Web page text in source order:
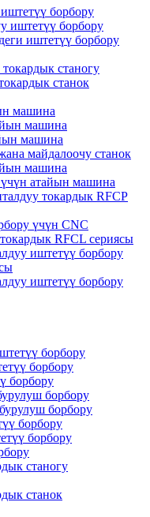
борбору
иштетүү борбору
иштетүү борбору
станогу
станок
машина
машина
машина
майдалоочу станок
машина
атайын машина
токардык RFCP
үчүн CNC
RFCL сериясы
иштетүү борбору
иштетүү борбору
борбору
борбору
борбору
борбору
борбору
борбору
борбору
станогу
станок